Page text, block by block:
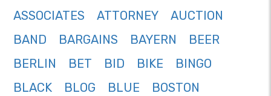
ASSOCIATES
ATTORNEY
AUCTION
BAND
BARGAINS BAYERN
BEER
BERLIN
BET BID BIKE
BINGO
BLACK
BLOG BLUE
BOSTON